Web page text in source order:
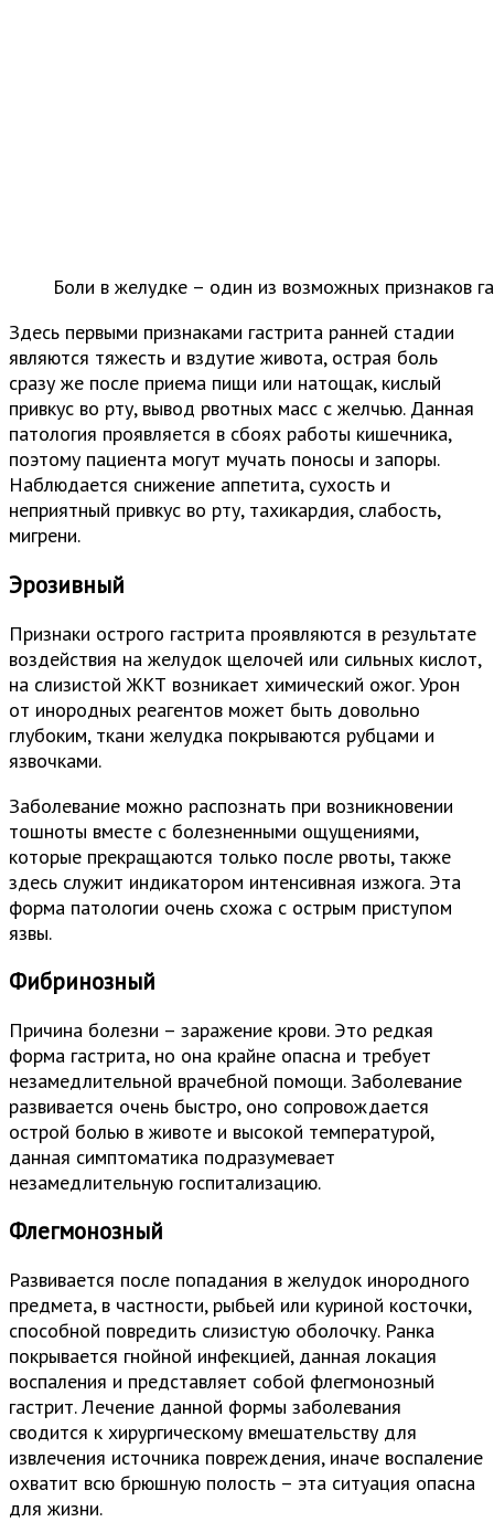
Боли в желудке – один из возможных признаков
Здесь первыми признаками гастрита ранней стадии
являются тяжесть и вздутие живота, острая боль
сразу же после приема пищи или натощак, кислый
привкус во рту, вывод рвотных масс с желчью. Данная
патология проявляется в сбоях работы кишечника,
поэтому пациента могут мучать поносы и запоры.
Наблюдается снижение аппетита, сухость и
неприятный привкус во рту, тахикардия, слабость,
мигрени.
Эрозивный
Признаки острого гастрита проявляются в результате
воздействия на желудок щелочей или сильных кислот,
на слизистой ЖКТ возникает химический ожог. Урон
от инородных реагентов может быть довольно
глубоким, ткани желудка покрываются рубцами и
язвочками.
Заболевание можно распознать при возникновении
тошноты вместе с болезненными ощущениями,
которые прекращаются только после рвоты, также
здесь служит индикатором интенсивная изжога. Эта
форма патологии очень схожа с острым приступом
язвы.
Фибринозный
Причина болезни – заражение крови. Это редкая
форма гастрита, но она крайне опасна и требует
незамедлительной врачебной помощи. Заболевание
развивается очень быстро, оно сопровождается
острой болью в животе и высокой температурой,
данная симптоматика подразумевает
незамедлительную госпитализацию.
Флегмонозный
Развивается после попадания в желудок инородного
предмета, в частности, рыбьей или куриной косточки,
способной повредить слизистую оболочку. Ранка
покрывается гнойной инфекцией, данная локация
воспаления и представляет собой флегмонозный
гастрит. Лечение данной формы заболевания
сводится к хирургическому вмешательству для
извлечения источника повреждения, иначе воспаление
охватит всю брюшную полость – эта ситуация опасна
для жизни.